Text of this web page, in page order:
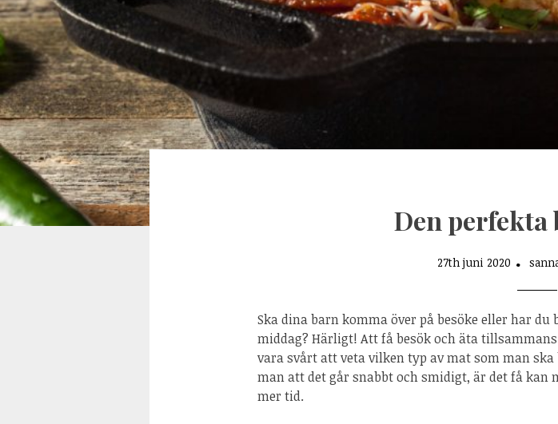
Den perfekta
27th juni 2020
Ska dina barn komma över på besöke eller har
middag? Härligt! Att få besök och äta
vara svårt att veta vilken typ av mat som man
man att det går snabbt och smidigt, är det få
mer tid.